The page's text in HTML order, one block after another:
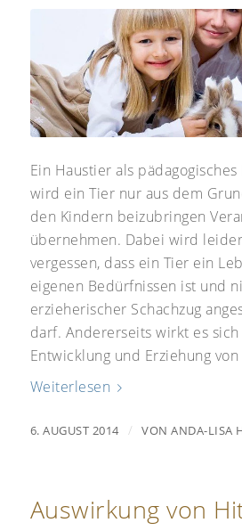
Ein Haustier als
wird ein Tier nur aus dem
den Kindern beizubringen
übernehmen. Dabei wird
vergessen, dass ein Tier ein
eigenen Bedürfnissen ist und
erzieherischer Schachzug
darf. Andererseits wirkt es
Entwicklung und Erziehung
Weiterlesen
6. AUGUST 2014 / VONANDA-LISA
Auswirkung von